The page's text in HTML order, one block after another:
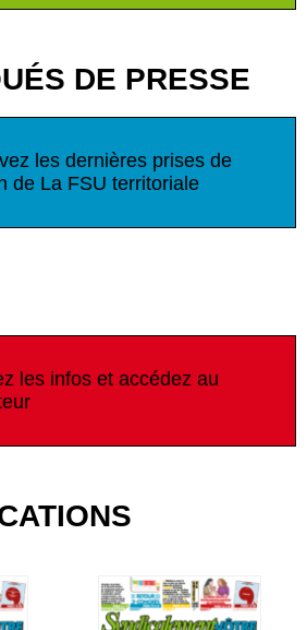
DE PRESSE
les dernières prises de
de La FSU territoriale
les infos et accédez au